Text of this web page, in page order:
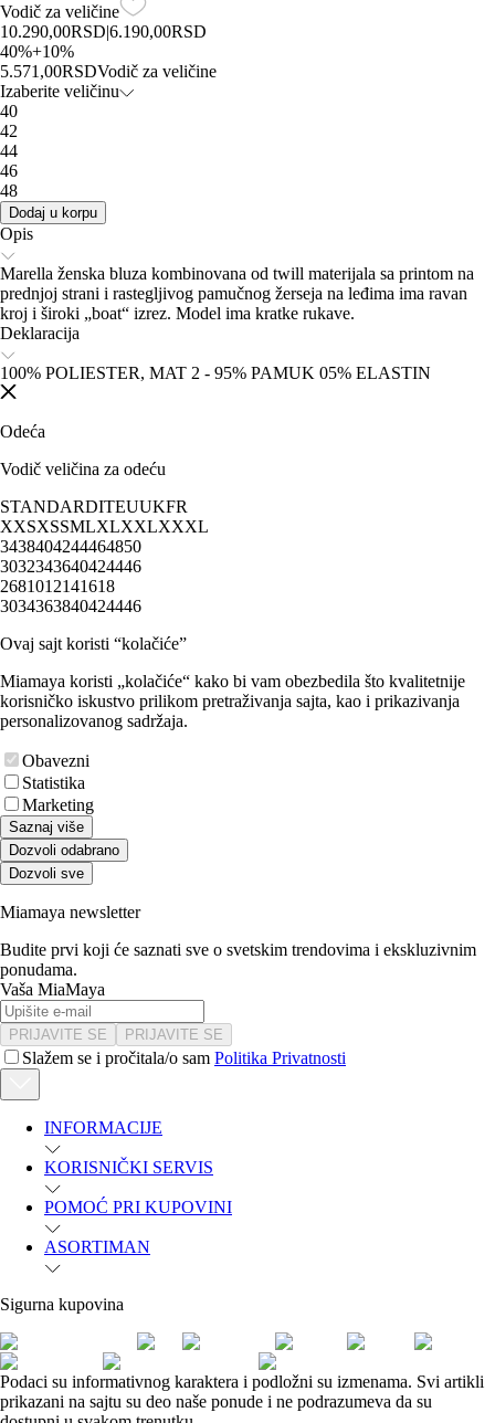
Vodič za veličine
10.290,00RSD|6.190,00RSD
40%+10%
5.571,00RSDVodič za veličine
Izaberite veličinu
40
42
44
46
48
Dodaj u korpu
Opis
Marella ženska bluza kombinovana od twill materijala sa printom na
prednjoj strani i rastegljivog pamučnog žerseja na leđima ima ravan
kroj i široki „boat“ izrez. Model ima kratke rukave.
Deklaracija
100% POLIESTER, MAT 2 - 95% PAMUK 05% ELASTIN
Odeća
Vodič veličina za odeću
STANDARDITEUUKFR
XXSXSSMLXLXXLXXXL
3438404244464850
3032343640424446
2681012141618
3034363840424446
Ovaj sajt koristi “kolačiće”
Miamaya koristi „kolačiće“ kako bi vam obezbedila što kvalitetnije
korisničko iskustvo prilikom pretraživanja sajta, kao i prikazivanja
personalizovanog sadržaja.
Obavezni
Statistika
Marketing
Saznaj više
Dozvoli odabrano
Dozvoli sve
Miamaya newsletter
Budite prvi koji će saznati sve o svetskim trendovima i ekskluzivnim
ponudama.
Vaša MiaMaya
PRIJAVITE SE PRIJAVITE SE
Slažem se i pročitala/o sam Politika Privatnosti
INFORMACIJE
KORISNIČKI SERVIS
POMOĆ PRI KUPOVINI
ASORTIMAN
Sigurna kupovina
Podaci su informativnog karaktera i podložni su izmenama. Svi artikli
prikazani na sajtu su deo naše ponude i ne podrazumeva da su